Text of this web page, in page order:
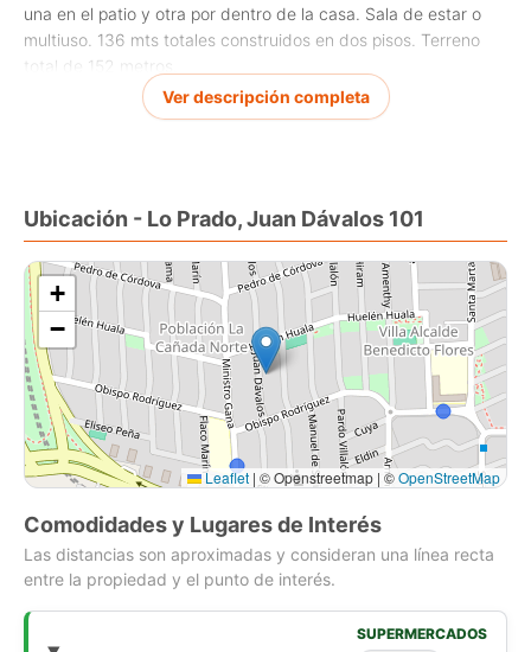
una en el patio y otra por dentro de la casa. Sala de estar o
multiuso. 136 mts totales construidos en dos pisos. Terreno
total de 152 metros.
Ampliaciones 100% regularizadas y la casa no tiene deuda de
modernos. Techo con teja asfáltica, pisos interiores de
cerámica y laminados, paredes de baños revestidas de
cerámica, ventanales grandes que le otorgan excelente
iluminación natural.
Muy cercana al metro Pajaritos, hay colegios y plazas en la
zona, ferias libres, comercio y transporte público. Barrio ideal
para vivir en familia.
Se acepta todo medio de pago.
No deje de visitar. Consultas al [Use el formulario de contacto
o los medios de contacto disponibles]
Comisión corretaje 2% + impuestos
Ver descripción completa
Ubicación - Lo Prado, Juan Dávalos 101
+
−
Leaflet | © Openstreetmap | ©OpenStreetMap
Comodidades y Lugares de Interés
Las distancias son aproximadas y consideran una línea recta
entre la propiedad y el punto de interés.
SUPERMERCADOS